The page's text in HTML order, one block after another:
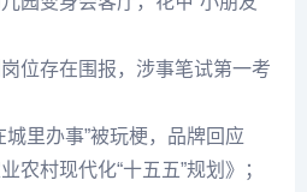
位存在围报，涉事笔试第一考
里办事”被玩梗，品牌回应
农村现代化“十五五”规划》；